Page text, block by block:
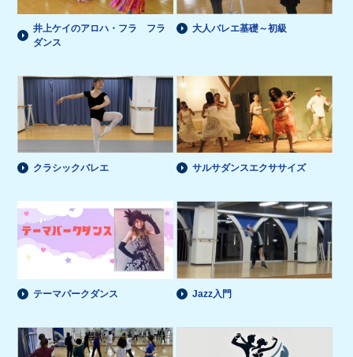
井上ケイのアロハ・フラ フラ
ダンス
大人バレエ基礎～初級
クラシックバレエ サルサダンスエクササイズ
テーマパークダンス Jazz入門